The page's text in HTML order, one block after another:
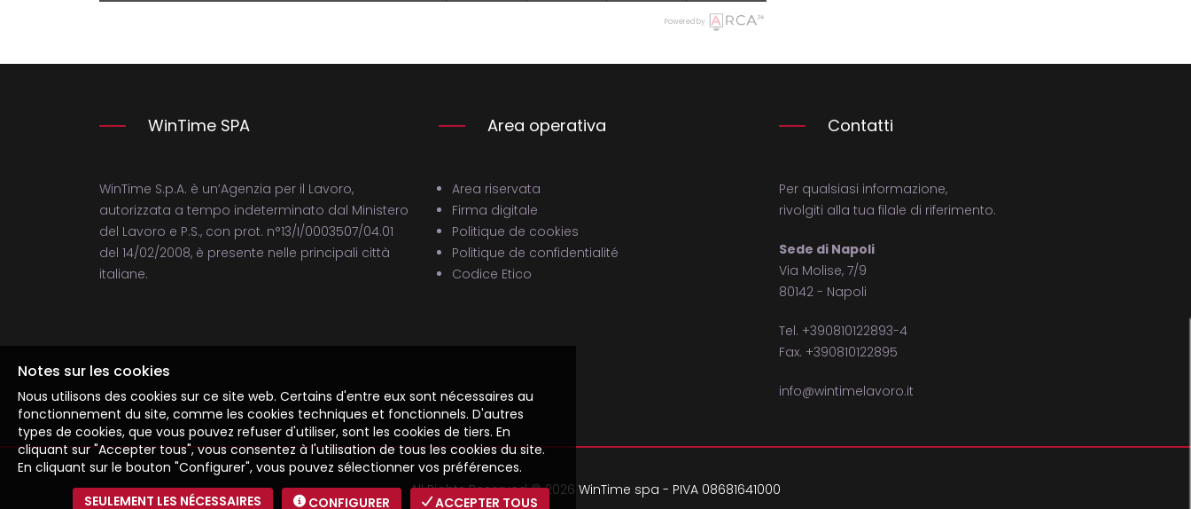
Notes sur les cookies
Nous utilisons des cookies sur ce site web. Certains d'entre eux sont nécessaires au
fonctionnement du site, comme les cookies techniques et fonctionnels. D'autres
types de cookies, que vous pouvez refuser d'utiliser, sont les cookies de tiers. En
cliquant sur "Accepter tous", vous consentez à l'utilisation de tous les cookies du site.
En cliquant sur le bouton "Configurer", vous pouvez sélectionner vos préférences.
ACCEPTER TOUS
CONFIGURER
SEULEMENT LES NÉCESSAIRES
Powered by
WinTime SPA
WinTime S.p.A. è un’Agenzia per il Lavoro,
autorizzata a tempo indeterminato dal Ministero
del Lavoro e P.S., con prot. n°13/I/0003507/04.01
del 14/02/2008, è presente nelle principali città
italiane.
Area operativa
Area riservata
Firma digitale
Politique de cookies
Politique de confidentialité
Codice Etico
Contatti
Per qualsiasi informazione,
rivolgiti alla tua filale di riferimento.
Sede di Napoli
Via Molise, 7/9
80142 - Napoli
Tel. +390810122893-4
Fax. +390810122895
info@wintimelavoro.it
All Rights Reserved ©2026 WinTime spa - PIVA 08681641000